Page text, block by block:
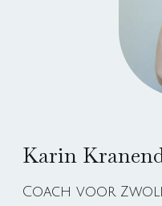
Karin
Coach voor